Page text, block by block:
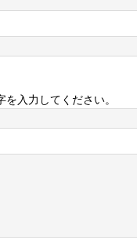
入力してください。